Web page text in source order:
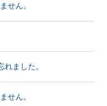
せん。
ました。
せん。